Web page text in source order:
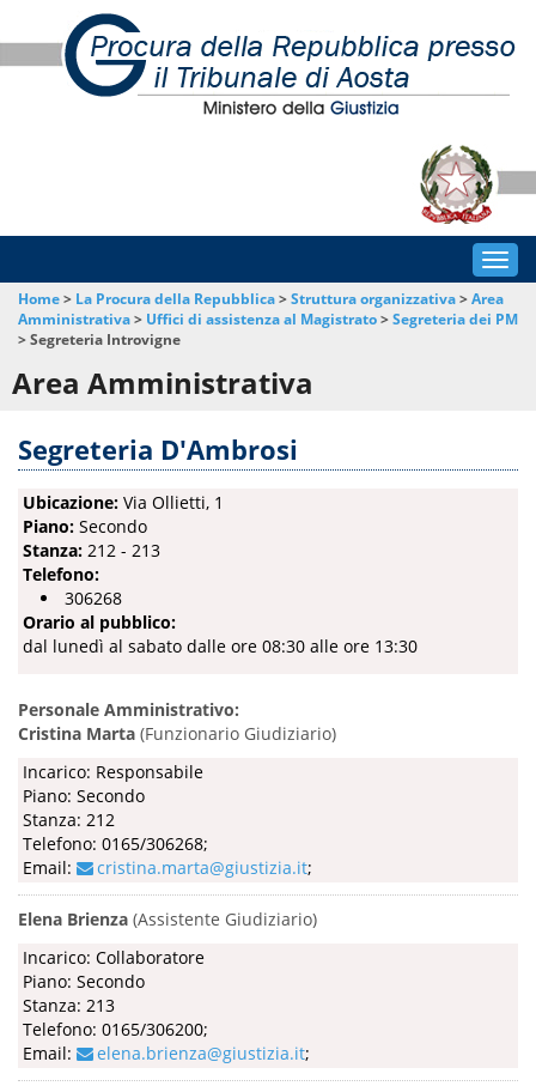
Home> La Procura della Repubblica>Struttura organizzativa>Area
Amministrativa> Uffici di assistenza al Magistrato>Segreteria dei PM
>Segreteria Introvigne
Area Amministrativa
Segreteria D'Ambrosi
Ubicazione: Via Ollietti, 1
Piano: Secondo
Stanza: 212 - 213
Telefono:
306268
Orario al pubblico:
dal lunedì al sabato dalle ore 08:30 alle ore 13:30
Personale Amministrativo:
Cristina Marta (Funzionario Giudiziario)
Incarico: Responsabile
Piano: Secondo
Stanza: 212
Telefono: 0165/306268;
Email:
cristina.marta@giustizia.it;
Elena Brienza (Assistente Giudiziario)
Incarico: Collaboratore
Piano: Secondo
Stanza: 213
Telefono: 0165/306200;
Email:
elena.brienza@giustizia.it;